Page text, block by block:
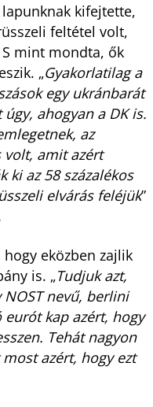
kifejtette,
feltétel volt,
mint mondta, ők
„Gyakorlatilag a
egy ukránbarát
ahogyan a DK is.
az
volt, amit azért
ki az 58 százalékos
elvárás feléjük”
eközben zajlik
is. „Tudjuk azt,
nevű, berlini
kap azért, hogy
Tehát nagyon
azért, hogy ezt